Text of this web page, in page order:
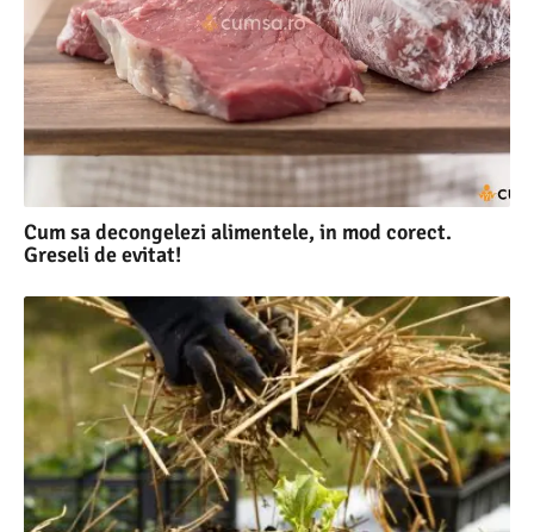
Cum sa decongelezi alimentele, in mod corect.
Greseli de evitat!